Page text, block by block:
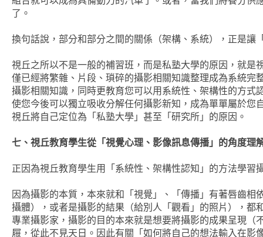
了。
換句話說，部分和部分之間的關係（架構、系統），正是
視丘之所以不是一般的補習班，而是私塾大學的原因，就
僅已經將繁雜、片段、瑣碎的攝影相關知識整理成為系統
攝影相關知識，同時更教育您可以用系統性、架構性的方
使您今後可以獨立吸收分解任何攝影新知，成為單單屬於
視丘將自己定位為「私塾大學」甚至「研究所」的原因。
七、視丘教育學生從「視覺心理、影像訊息傳播」的角度理
正因為視丘教育學生用「系統性、架構性認知」的方法學
因為攝影的本質，本來就和「視覺」、「傳播」有著唇齒
攝體），或者是攝影的結果（給別人「觀看」的照片），
專業攝影家，攝影的目的本來就是想要將攝影的成果呈現
屜，從此不見天日。因此有關「如何將自己的想法輸入在